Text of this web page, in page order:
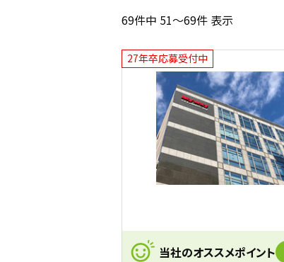
69件中 51～69件 表示
27年卒応募受付中
当社のオススメポイント